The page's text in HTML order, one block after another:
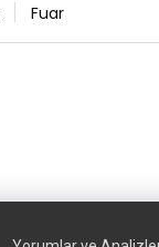
Fuar